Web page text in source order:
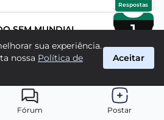
Fórum Postar
Respostas
SEM MUNDIAL 1
sua experiência.
nossa Política de
Aceitar